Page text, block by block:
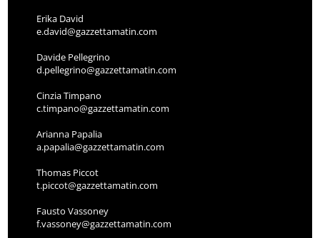
Erika David
e.david@gazzettamatin.com
Davide Pellegrino
d.pellegrino@gazzettamatin.com
Cinzia Timpano
c.timpano@gazzettamatin.com
Arianna Papalia
a.papalia@gazzettamatin.com
Thomas Piccot
t.piccot@gazzettamatin.com
Fausto Vassoney
f.vassoney@gazzettamatin.com